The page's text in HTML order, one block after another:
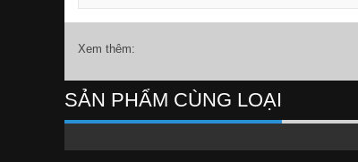
Xem thêm:
SẢN PHẨM CÙNG LOẠI